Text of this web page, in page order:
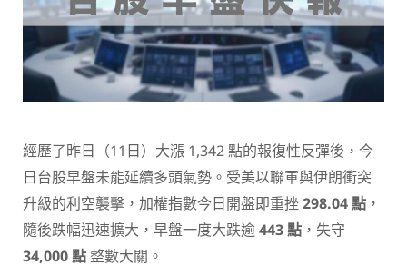
經歷了昨日（11日）大漲 1,342 點的報復性反彈後，今
日台股早盤未能延續多頭氣勢。受美以聯軍與伊朗衝突
升級的利空襲擊，加權指數今日開盤即重挫298.04 點 ，
隨後跌幅迅速擴大，早盤一度大跌逾443 點 ，失守
34,000 點 整數大關。